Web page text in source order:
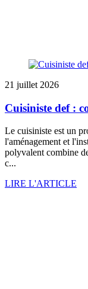
21 juillet 2026
Cuisiniste def :
Le cuisiniste est un
l'aménagement et
polyvalent combine
c...
LIRE L'ARTICLE